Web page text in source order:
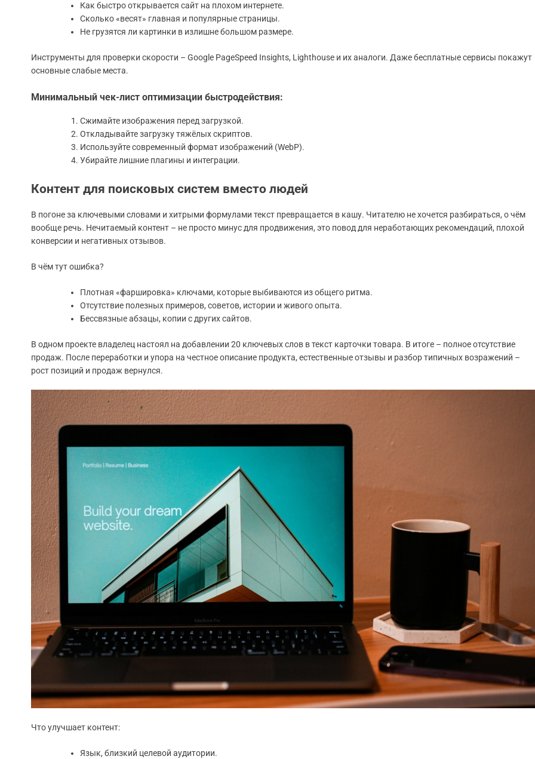
Как быстро открывается сайт на плохом интернете.
Сколько «весят» главная и популярные страницы.
Не грузятся ли картинки в излишне большом размере.
Инструменты для проверки скорости – Google PageSpeed Insights, Lighthouse и их аналоги. Даже бесплатные сервисы покажут
основные слабые места.
Минимальный чек-лист оптимизации быстродействия:
Сжимайте изображения перед загрузкой.
Откладывайте загрузку тяжёлых скриптов.
Используйте современный формат изображений (WebP).
Убирайте лишние плагины и интеграции.
Контент для поисковых систем вместо людей
В погоне за ключевыми словами и хитрыми формулами текст превращается в кашу. Читателю не хочется разбираться, о чём
вообще речь. Нечитаемый контент – не просто минус для продвижения, это повод для неработающих рекомендаций, плохой
конверсии и негативных отзывов.
В чём тут ошибка?
Плотная «фаршировка» ключами, которые выбиваются из общего ритма.
Отсутствие полезных примеров, советов, истории и живого опыта.
Бессвязные абзацы, копии с других сайтов.
В одном проекте владелец настоял на добавлении 20 ключевых слов в текст карточки товара. В итоге – полное отсутствие
продаж. После переработки и упора на честное описание продукта, естественные отзывы и разбор типичных возражений –
рост позиций и продаж вернулся.
Что улучшает контент:
Язык, близкий целевой аудитории.